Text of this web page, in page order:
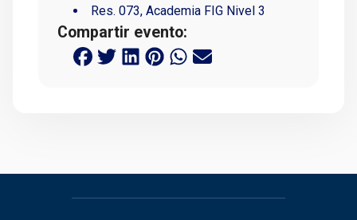
Res. 073, Academia FIG Nivel 3
Compartir evento: